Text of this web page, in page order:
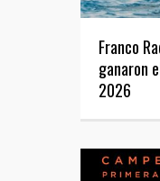
Franco
ganaron
2026